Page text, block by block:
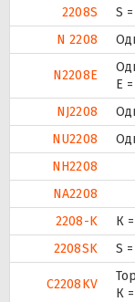
2208S
S
N 2208
N2208E
Е
NJ2208
NU2208
NH2208
NA2208
2208-K
К
2208SK
S
C2208KV
К